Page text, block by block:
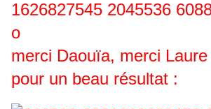
merci Daouïa, merci Laure
pour un beau résultat :